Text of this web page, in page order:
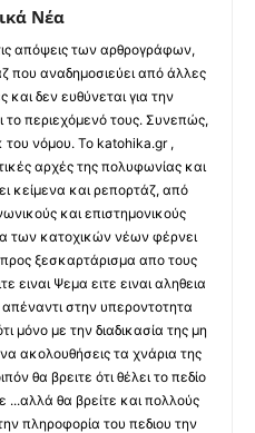
Νέα
απόψεις των αρθρογράφων,
που αναδημοσιεύει από άλλες
και δεν ευθύνεται για την
το περιεχόμενό τους. Συνεπώς,
του νόμου. Το katohika.gr ,
αρχές της πολυφωνίας και
κείμενα και ρεπορτάζ, από
και επιστημονικούς
των κατοχικών νέων φέρνει
ξεσκαρτάρισμα απο τους
ειναι Ψεμα ειτε ειναι αληθεια
στην υπεροντοτητα
μόνο με την διαδικασία της μη
ακολουθήσεις τα χνάρια της
θα βρειτε ότι θέλει το πεδίο
θα βρείτε και πολλούς
πληροφορία του πεδιου την